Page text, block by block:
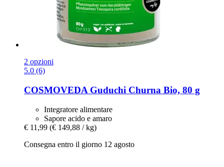
2 opzioni
5.0 (6)
COSMOVEDA Guduchi Churna Bio, 80 g
Integratore alimentare
Sapore acido e amaro
€ 11,99 (€ 149,88 / kg)
Consegna entro il giorno 12 agosto